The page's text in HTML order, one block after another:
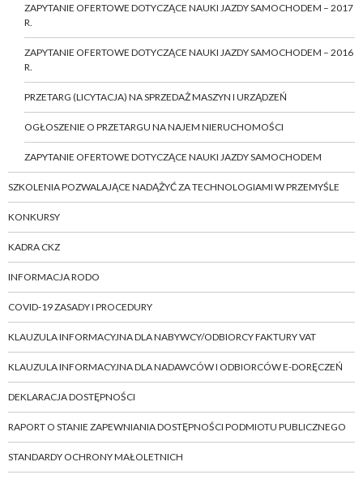
ZAPYTANIE OFERTOWE DOTYCZĄCE NAUKI JAZDY SAMOCHODEM – 2017
R.
ZAPYTANIE OFERTOWE DOTYCZĄCE NAUKI JAZDY SAMOCHODEM – 2016
R.
PRZETARG (LICYTACJA) NA SPRZEDAŻ MASZYN I URZĄDZEŃ
OGŁOSZENIE O PRZETARGU NA NAJEM NIERUCHOMOŚCI
ZAPYTANIE OFERTOWE DOTYCZĄCE NAUKI JAZDY SAMOCHODEM
SZKOLENIA POZWALAJĄCE NADĄŻYĆ ZA TECHNOLOGIAMI W PRZEMYŚLE
KONKURSY
KADRA CKZ
INFORMACJA RODO
COVID-19 ZASADY I PROCEDURY
KLAUZULA INFORMACYJNA DLA NABYWCY/ODBIORCY FAKTURY VAT
KLAUZULA INFORMACYJNA DLA NADAWCÓW I ODBIORCÓW E-DORĘCZEŃ
DEKLARACJA DOSTĘPNOŚCI
RAPORT O STANIE ZAPEWNIANIA DOSTĘPNOŚCI PODMIOTU PUBLICZNEGO
STANDARDY OCHRONY MAŁOLETNICH